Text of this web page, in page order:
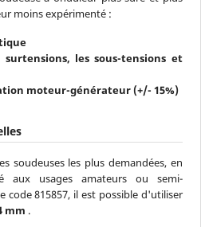
moins expérimenté :
les sous-tensions et
moteur-générateur (+/- 15%)
soudeuses les plus demandées, en
aux usages amateurs ou semi-
code 815857, il est possible d'utiliser
mm .